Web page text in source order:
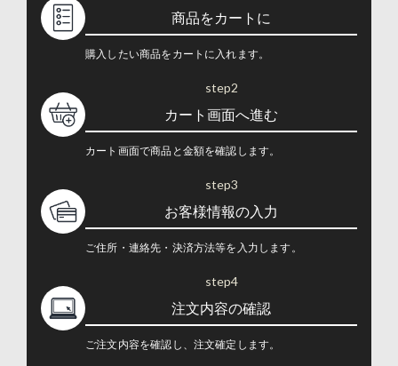
商品をカートに
購入したい商品をカートに入れます。
step2
カート画面へ進む
カート画面で商品と金額を確認します。
step3
お客様情報の入力
ご住所・連絡先・決済方法等を入力します。
step4
注文内容の確認
ご注文内容を確認し、注文確定します。